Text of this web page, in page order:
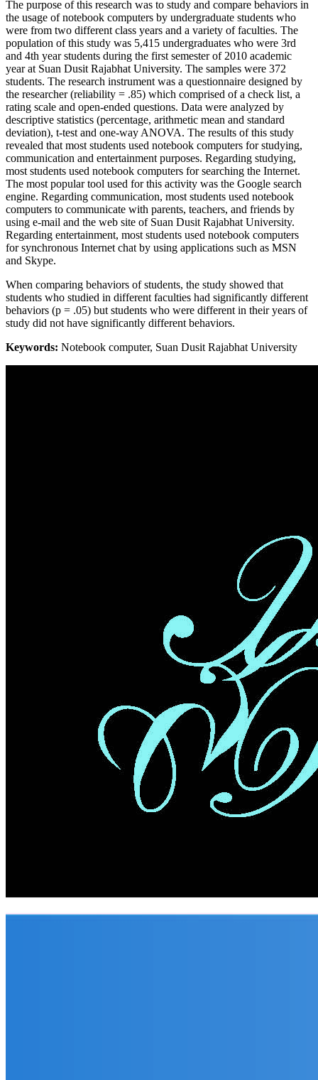
The purpose of this research was to study and compare behaviors in
the usage of notebook computers by undergraduate students who
were from two different class years and a variety of faculties. The
population of this study was 5,415 undergraduates who were 3rd
and 4th year students during the first semester of 2010 academic
year at Suan Dusit Rajabhat University. The samples were 372
students. The research instrument was a questionnaire designed by
the researcher (reliability = .85) which comprised of a check list, a
rating scale and open-ended questions. Data were analyzed by
descriptive statistics (percentage, arithmetic mean and standard
deviation), t-test and one-way ANOVA. The results of this study
revealed that most students used notebook computers for studying,
communication and entertainment purposes. Regarding studying,
most students used notebook computers for searching the Internet.
The most popular tool used for this activity was the Google search
engine. Regarding communication, most students used notebook
computers to communicate with parents, teachers, and friends by
using e-mail and the web site of Suan Dusit Rajabhat University.
Regarding entertainment, most students used notebook computers
for synchronous Internet chat by using applications such as MSN
and Skype.
When comparing behaviors of students, the study showed that
students who studied in different faculties had significantly different
behaviors (p = .05) but students who were different in their years of
study did not have significantly different behaviors.
Keywords: Notebook computer, Suan Dusit Rajabhat University